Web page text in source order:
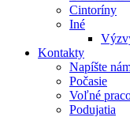
Cintoríny
Iné
Kontakty
Napíšte
Počasie
Voľné
Podujatia